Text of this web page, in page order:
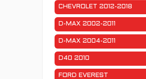
CHEVROLET 2012-2018
D-MAX 2002-2011
D-MAX 2004-2011
D40 2010
FORD EVEREST